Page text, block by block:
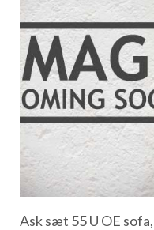
Ask sæt 55 U OE sofa,